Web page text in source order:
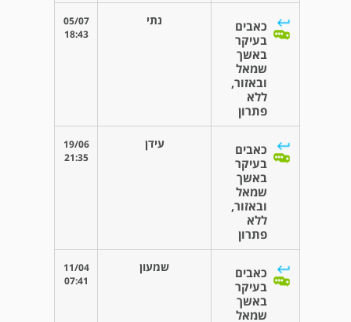
כאבים
בעיקר
באשך
שמאל
ובאזור,
ללא
פתרון
נתי
05/07
18:43
כאבים
בעיקר
באשך
שמאל
ובאזור,
ללא
פתרון
עידן
19/06
21:35
כאבים
בעיקר
באשך
שמאל
שמעון
11/04
07:41